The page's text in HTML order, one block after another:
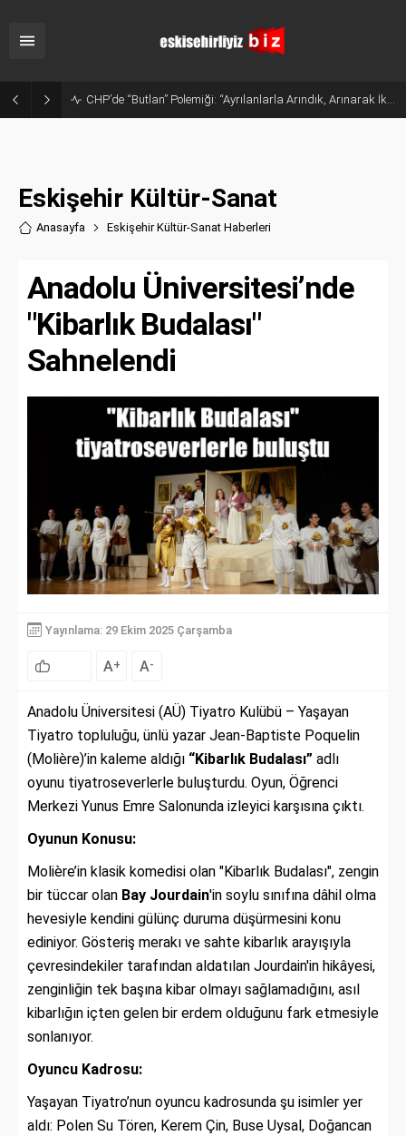
CHP’de “Butlan” Polemiği: “Ayrılanlarla Arındık, Arınarak İktidar Olacağız”
Eskişehir Kültür-Sanat
Anasayfa Eskişehir Kültür-Sanat Haberleri
Anadolu Üniversitesi’nde
"Kibarlık Budalası"
Sahnelendi
Yayınlama: 29 Ekim 2025 Çarşamba
A+ A-
Anadolu Üniversitesi (AÜ) Tiyatro Kulübü – Yaşayan
Tiyatro topluluğu, ünlü yazar Jean-Baptiste Poquelin
(Molière)’in kaleme aldığı “Kibarlık Budalası” adlı
oyunu tiyatroseverlerle buluşturdu. Oyun, Öğrenci
Merkezi Yunus Emre Salonunda izleyici karşısına çıktı.
Oyunun Konusu:
Molière’in klasik komedisi olan "Kibarlık Budalası", zengin
bir tüccar olan Bay Jourdain'in soylu sınıfına dâhil olma
hevesiyle kendini gülünç duruma düşürmesini konu
ediniyor. Gösteriş merakı ve sahte kibarlık arayışıyla
çevresindekiler tarafından aldatılan Jourdain'in hikâyesi,
zenginliğin tek başına kibar olmayı sağlamadığını, asıl
kibarlığın içten gelen bir erdem olduğunu fark etmesiyle
sonlanıyor.
Oyuncu Kadrosu:
Yaşayan Tiyatro’nun oyuncu kadrosunda şu isimler yer
aldı: Polen Su Tören, Kerem Çin, Buse Uysal, Doğancan